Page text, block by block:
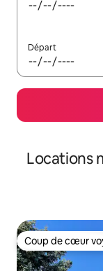
Départ
Locations
Coup de cœur
Coup de cœur